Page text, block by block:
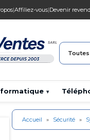
|Affiliez-vous|Devenir
▾
Accueil » Sécurité »